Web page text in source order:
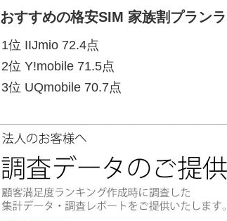
おすすめの格安SIM 家族割プラン
1位 IIJmio 72.4点
2位 Y!mobile 71.5点
3位 UQmobile 70.7点